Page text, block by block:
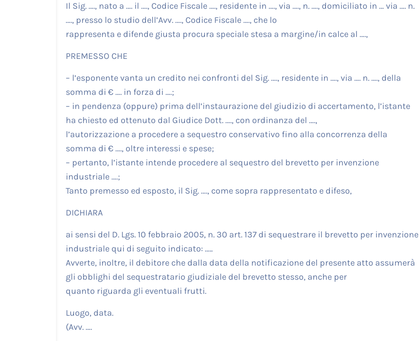
Il Sig. …., nato a …. il …., Codice Fiscale …., residente in …., via …., n. …., domiciliato in … via …. n.
…., presso lo studio dell’Avv. …., Codice Fiscale …., che lo
rappresenta e difende giusta procura speciale stesa a margine/in calce al ….,
PREMESSO CHE
– l’esponente vanta un credito nei confronti del Sig. …., residente in …., via …. n. …., della
somma di € …. in forza di ….;
– in pendenza (oppure) prima dell’instaurazione del giudizio di accertamento, l’istante
ha chiesto ed ottenuto dal Giudice Dott. …., con ordinanza del ….,
l’autorizzazione a procedere a sequestro conservativo fino alla concorrenza della
somma di € …., oltre interessi e spese;
– pertanto, l’istante intende procedere al sequestro del brevetto per invenzione
industriale ….;
Tanto premesso ed esposto, il Sig. …., come sopra rappresentato e difeso,
DICHIARA
ai sensi del D. Lgs. 10 febbraio 2005, n. 30 art. 137 di sequestrare il brevetto per invenzione
industriale qui di seguito indicato: …..
Avverte, inoltre, il debitore che dalla data della notificazione del presente atto assumerà
gli obblighi del sequestratario giudiziale del brevetto stesso, anche per
quanto riguarda gli eventuali frutti.
Luogo, data.
(Avv. ….